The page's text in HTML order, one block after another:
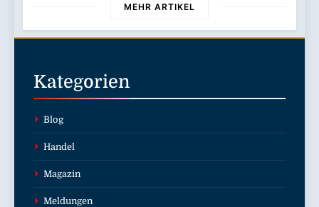
MEHR ARTIKEL
Kategorien
Blog
Handel
Magazin
Meldungen